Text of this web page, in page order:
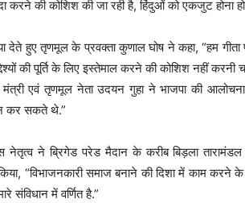
करने की कोशिश की जा रही है, हिंदुओं को एकजुट होना
देते हुए तृणमूल के प्रवक्ता कुणाल घोष ने कहा, “हम
की पूर्ति के लिए इस्तेमाल करने की कोशिश नहीं करनी
मंत्री एवं तृणमूल नेता उदयन गुहा ने भाजपा की
कर सकते थे.”
ने ब्रिगेड परेड मैदान के करीब बिड़ला
“विभाजनकारी समाज बनाने की दिशा में काम करने
संविधान में वर्णित है.”